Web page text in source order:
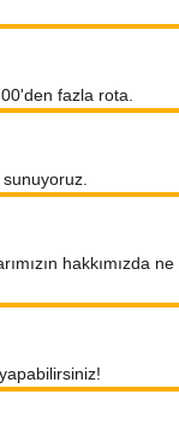
fazla rota.
hakkımızda ne